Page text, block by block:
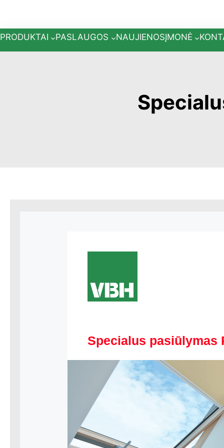
turinio
PRODUKTAI PASLAUGOS NAUJIENOSĮMONĖ
Specialus pasiūlymas